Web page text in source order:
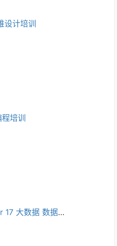
设计培训
培训
数据挖掘 spss modeler 17 大数据 数据分析培训